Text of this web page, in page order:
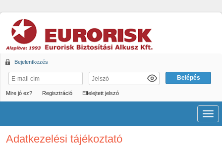
Bejelentkezés
Mire jó ez? Regisztráció Elfelejtett jelszó
Adatkezelési tájékoztató